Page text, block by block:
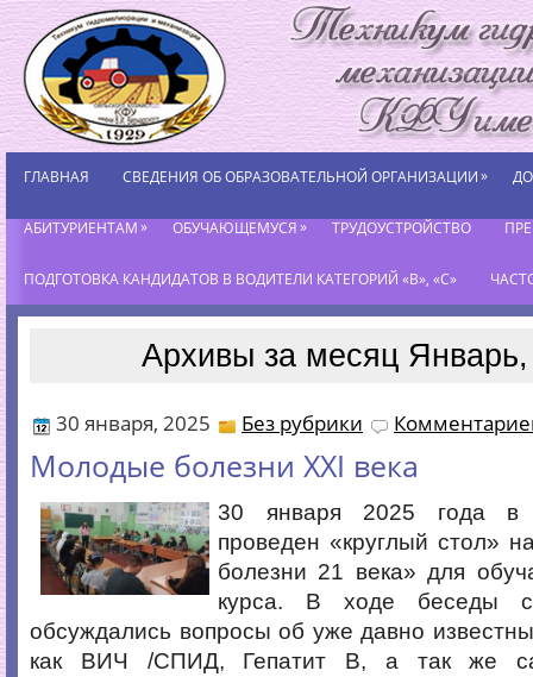
ГЛАВНАЯ СВЕДЕНИЯ ОБ ОБРАЗОВАТЕЛЬНОЙ ОРГАНИЗАЦИИ»
АБИТУРИЕНТАМ» ОБУЧАЮЩЕМУСЯ» ТРУДОУСТРОЙСТВО
ПОДГОТОВКА КАНДИДАТОВ В ВОДИТЕЛИ КАТЕГОРИЙ «В», «С»
Архивы за месяц
30 января, 2025 Без рубрики
Молодые болезни XXI века
30 января 2025 года в
проведен «круглый стол»
болезни 21 века» для
курса. В ходе беседы с
обсуждались вопросы об уже давно
как ВИЧ /СПИД, Гепатит В, а так же